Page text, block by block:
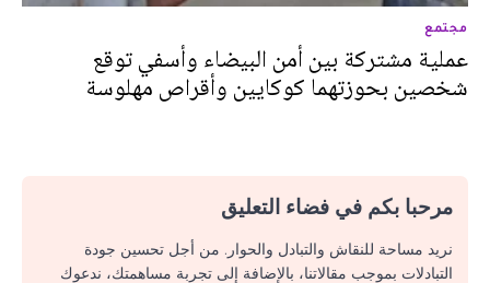
مجتمع
عملية مشتركة بين أمن البيضاء وأسفي توقع
شخصين بحوزتهما كوكايين وأقراص مهلوسة
مرحبا بكم في فضاء التعليق
نريد مساحة للنقاش والتبادل والحوار. من أجل تحسين جودة
التبادلات بموجب مقالاتنا، بالإضافة إلى تجربة مساهمتك، ندعوك